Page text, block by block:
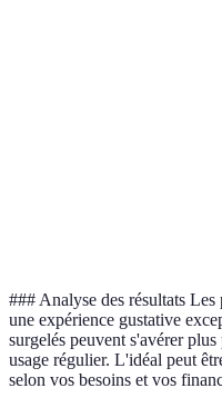
### Analyse des résultats
une expérience gustative
surgelés peuvent s'avérer
usage régulier. L'idéal peut
selon vos besoins et vos